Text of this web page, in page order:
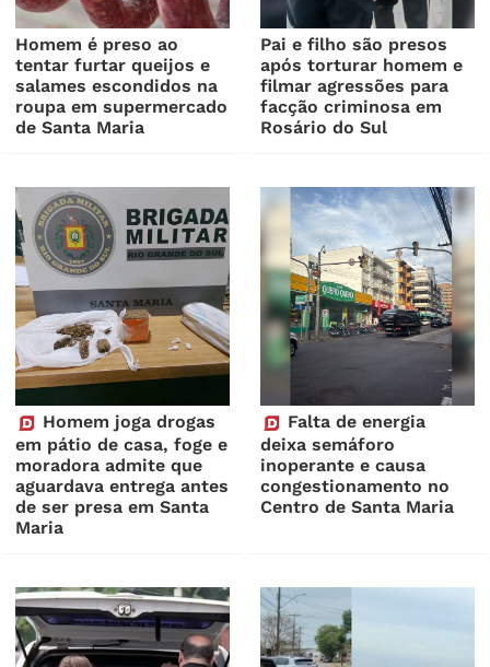
Homem é preso ao
tentar furtar queijos e
salames escondidos na
roupa em supermercado
de Santa Maria
Pai e filho são presos
após torturar homem e
filmar agressões para
facção criminosa em
Rosário do Sul
Homem joga drogas
em pátio de casa, foge e
moradora admite que
aguardava entrega antes
de ser presa em Santa
Maria
Falta de energia
deixa semáforo
inoperante e causa
congestionamento no
Centro de Santa Maria